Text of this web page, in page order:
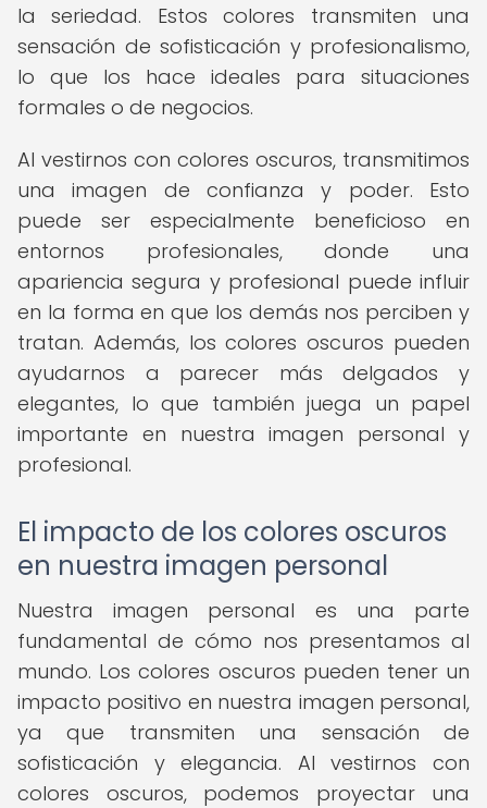
la seriedad. Estos colores transmiten una
sensación de sofisticación y profesionalismo,
lo que los hace ideales para situaciones
formales o de negocios.
Al vestirnos con colores oscuros, transmitimos
una imagen de confianza y poder. Esto
puede ser especialmente beneficioso en
entornos profesionales, donde una
apariencia segura y profesional puede influir
en la forma en que los demás nos perciben y
tratan. Además, los colores oscuros pueden
ayudarnos a parecer más delgados y
elegantes, lo que también juega un papel
importante en nuestra imagen personal y
profesional.
El impacto de los colores oscuros
en nuestra imagen personal
Nuestra imagen personal es una parte
fundamental de cómo nos presentamos al
mundo. Los colores oscuros pueden tener un
impacto positivo en nuestra imagen personal,
ya que transmiten una sensación de
sofisticación y elegancia. Al vestirnos con
colores oscuros, podemos proyectar una